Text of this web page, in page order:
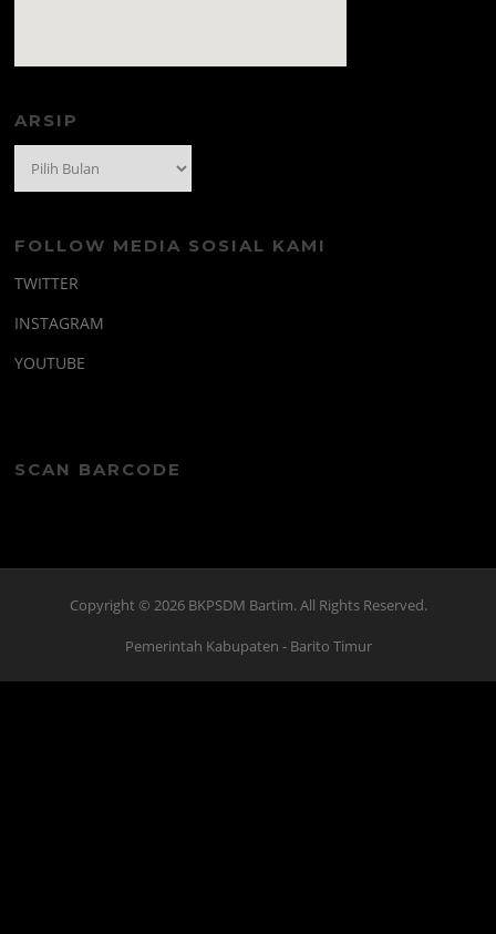
ARSIP
FOLLOW MEDIA SOSIAL KAMI
TWITTER
INSTAGRAM
YOUTUBE
SCAN BARCODE
Copyright © 2026 BKPSDM Bartim. All Rights Reserved.
Pemerintah Kabupaten - Barito Timur